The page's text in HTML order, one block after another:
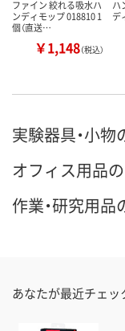
ファイン 絞れる吸水ハ
ンディモップ 018810 1
個（直送…
￥1,148（税込）
ハ
デ
実験器具・小
オフィス用品
作業・研究用
あなたが最近チェッ